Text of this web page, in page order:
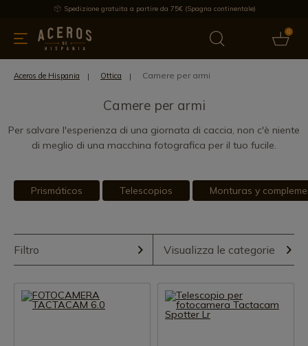
Spedizione gratuita a partire da 75€ (Spagna continentale)
0
cucina Offre Ultime notizie Venduti Marche
Aceros de Hispania Ottica Camere per armi
Camere per armi
Per salvare l'esperienza di una giornata di caccia, non c'è niente
di meglio di una macchina fotografica per il tuo fucile.
Prismáticos Telescopios Monturas y
Filtro Visualizza le categorie